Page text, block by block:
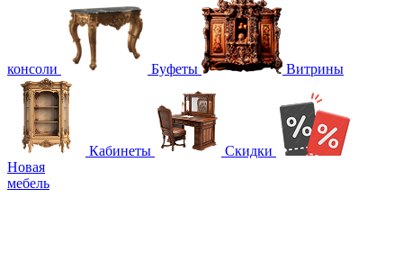
консоли Буфеты Витрины
Кабинеты
Скидки
Новая
мебель